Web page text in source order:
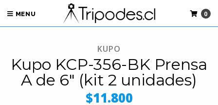
MENU 0
KUPO
Kupo KCP-356-BK Prensa
A de 6" (kit 2 unidades)
$11.800